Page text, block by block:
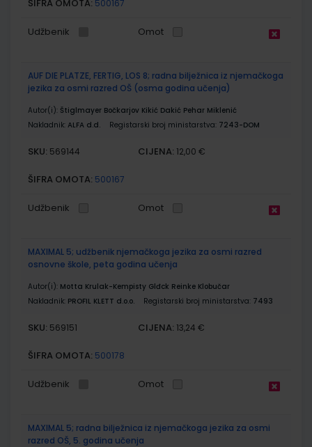
ŠIFRA OMOTA: 500167
Udžbenik Omot
AUF DIE PLATZE, FERTIG, LOS 8; radna bilježnica iz njemačkoga
jezika za osmi razred OŠ (osma godina učenja)
Autor(i): Štiglmayer Bočkarjov Kikić Dakić Pehar Miklenić
Nakladnik: ALFA d.d. Registarski broj ministarstva: 7243-DOM
SKU: 569144 CIJENA: 12,00 €
ŠIFRA OMOTA: 500167
Udžbenik Omot
MAXIMAL 5; udžbenik njemačkoga jezika za osmi razred
osnovne škole, peta godina učenja
Autor(i): Motta Krulak-Kempisty Glđck Reinke Klobučar
Nakladnik: PROFIL KLETT d.o.o. Registarski broj ministarstva: 7493
SKU: 569151 CIJENA: 13,24 €
ŠIFRA OMOTA: 500178
Udžbenik Omot
MAXIMAL 5; radna bilježnica iz njemačkoga jezika za osmi
razred OŠ, 5. godina učenja